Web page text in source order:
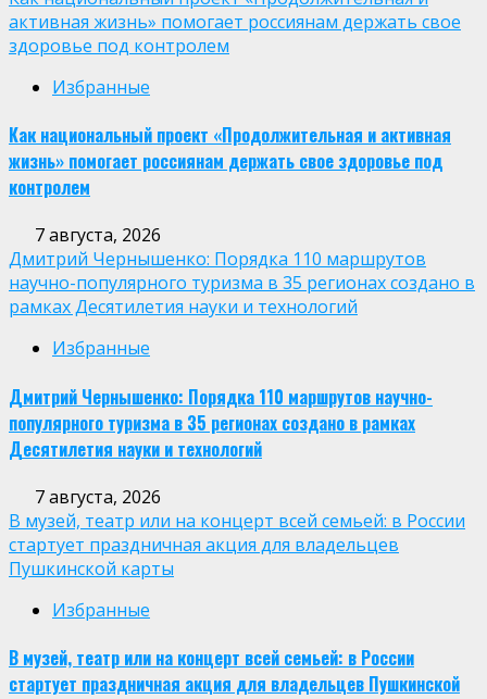
активная жизнь» помогает россиянам держать свое
здоровье под контролем
Избранные
Как национальный проект «Продолжительная и активная
жизнь» помогает россиянам держать свое здоровье под
контролем
7 августа, 2026
Дмитрий Чернышенко: Порядка 110 маршрутов
научно-популярного туризма в 35 регионах создано в
рамках Десятилетия науки и технологий
Избранные
Дмитрий Чернышенко: Порядка 110 маршрутов научно-
популярного туризма в 35 регионах создано в рамках
Десятилетия науки и технологий
7 августа, 2026
В музей, театр или на концерт всей семьей: в России
стартует праздничная акция для владельцев
Пушкинской карты
Избранные
В музей, театр или на концерт всей семьей: в России
стартует праздничная акция для владельцев Пушкинской